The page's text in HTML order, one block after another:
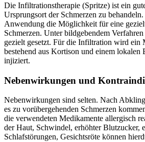
Die Infiltrationstherapie (Spritze) ist ein
Ursprungsort der Schmerzen zu
Anwendung die Möglichkeit für eine
Schmerzen. Unter bildgebendem
gezielt gesetzt. Für die Infiltration wird ein
bestehend aus Kortison und einem lokalen
injiziert.
Nebenwirkungen und
Nebenwirkungen sind selten. Nach
es zu vorübergehenden Schmerzen
die verwendeten Medikamente allergisch
der Haut, Schwindel, erhöhter Blutzucker,
Schlafstörungen, Gesichtsröte können